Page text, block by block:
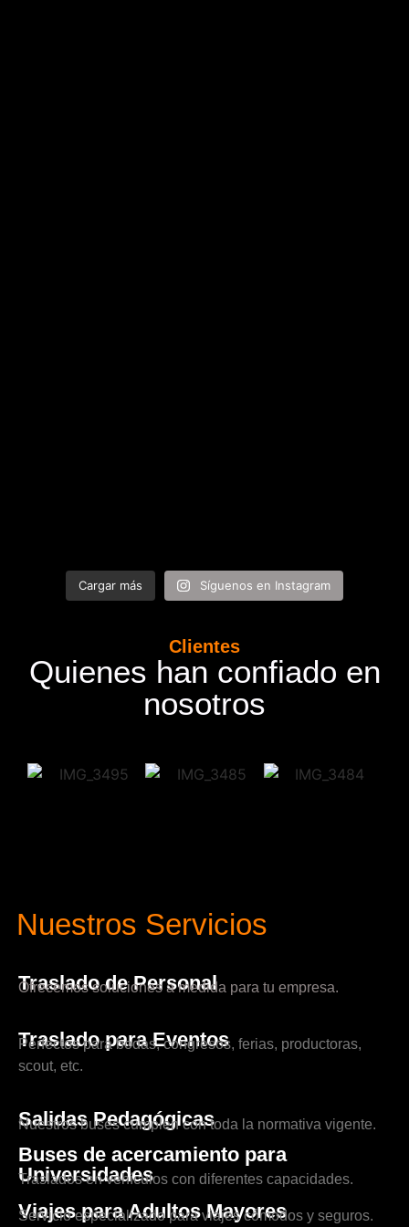
Cargar más Síguenos en Instagram
Clientes
Quienes han confiado en
nosotros
Nuestros Servicios
Traslado de Personal
Ofrecemos soluciones a medida para tu empresa.
Traslado para Eventos
Perfectos para bodas, congresos, ferias, productoras,
scout, etc.
Salidas Pedagógicas
Nuestros buses cumplen con toda la normativa vigente.
Buses de acercamiento para
Universidades
Traslados en vehículos con diferentes capacidades.
Viajes para Adultos Mayores
Servicio especializado para viajes cómodos y seguros.